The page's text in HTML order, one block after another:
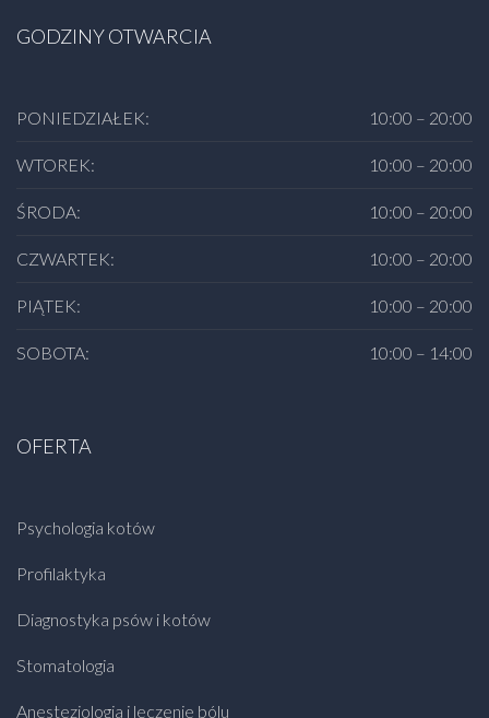
GODZINY OTWARCIA
PONIEDZIAŁEK: 10:00 – 20:00
WTOREK: 10:00 – 20:00
ŚRODA: 10:00 – 20:00
CZWARTEK: 10:00 – 20:00
PIĄTEK: 10:00 – 20:00
SOBOTA: 10:00 – 14:00
OFERTA
Psychologia kotów
Profilaktyka
Diagnostyka psów i kotów
Stomatologia
Anestezjologia i leczenie bólu